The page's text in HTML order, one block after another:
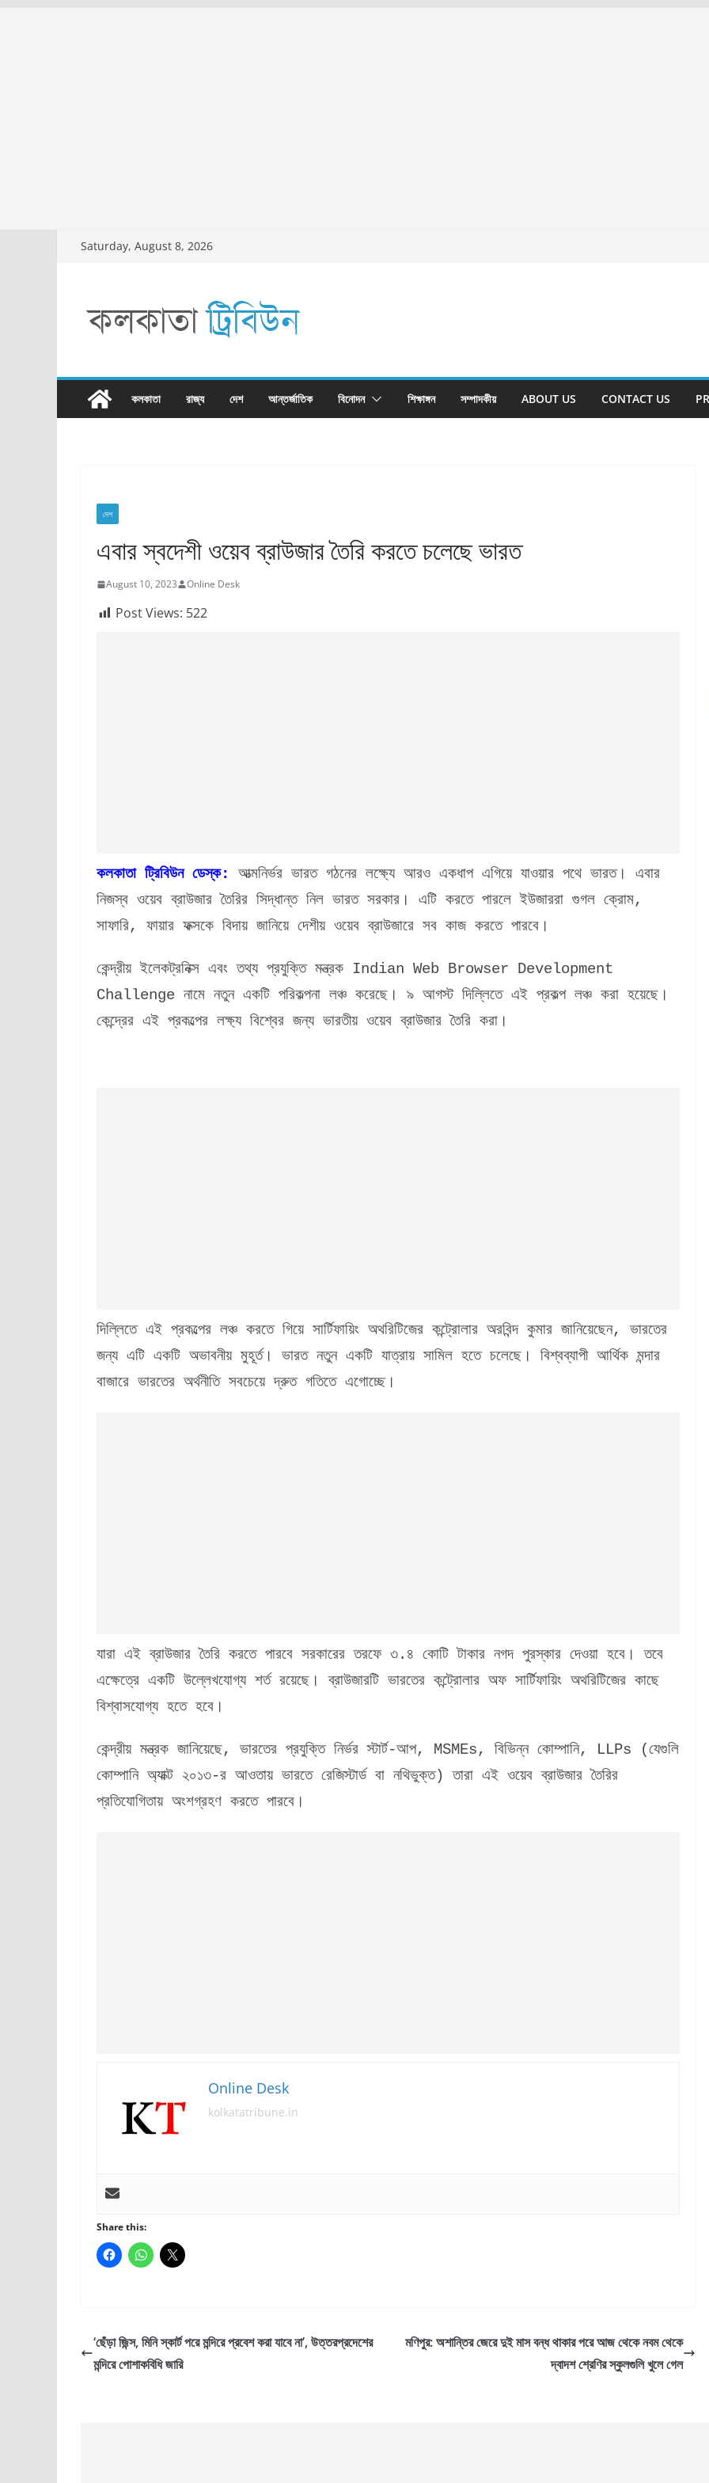
Saturday, August 8, 2026
কলকাতা রাজ্য​ দেশ আন্তর্জাতিক বিনোদন শিক্ষাঙ্গন সম্পাদকীয় ABOUT US CONTACT US
দেশ
এবার স্বদেশী ওয়েব ব্রাউজার তৈরি করতে চলেছে ভারত
August 10, 2023 Online Desk
Post Views: 522
কলকাতা ট্রিবিউন ডেস্ক:
আত্মনির্ভর ভারত গঠনের লক্ষ্যে আরও একধাপ এগিয়ে যাওয়ার পথে ভারত। এবার
নিজস্ব ওয়েব ব্রাউজার তৈরির সিদ্ধান্ত নিল ভারত সরকার। এটি করতে পারলে ইউজাররা গুগল ক্রোম,
সাফারি, ফায়ার ফক্সকে বিদায় জানিয়ে দেশীয় ওয়েব ব্রাউজারে সব কাজ করতে পারবে।
কেন্দ্রীয় ইলেকট্রনিক্স এবং তথ্য প্রযুক্তি মন্ত্রক Indian Web Browser Development
Challenge নামে নতুন একটি পরিকল্পনা লঞ্চ করেছে। ৯ আগস্ট দিল্লিতে এই প্রকল্প লঞ্চ করা হয়েছে।
কেন্দ্রের এই প্রকল্পের লক্ষ্য বিশ্বের জন্য ভারতীয় ওয়েব ব্রাউজার তৈরি করা।
দিল্লিতে এই প্রকল্পের লঞ্চ করতে গিয়ে সার্টিফায়িং অথরিটিজের কন্ট্রোলার অরবিন্দ কুমার জানিয়েছেন, ভারতের
জন্য এটি একটি অভাবনীয় মুহূর্ত। ভারত নতুন একটি যাত্রায় সামিল হতে চলেছে। বিশ্বব্যাপী আর্থিক মন্দার
বাজারে ভারতের অর্থনীতি সবচেয়ে দ্রুত গতিতে এগোচ্ছে।
যারা এই ব্রাউজার তৈরি করতে পারবে সরকারের তরফে ৩.৪ কোটি টাকার নগদ পুরস্কার দেওয়া হবে। তবে
এক্ষেত্রে একটি উল্লেখযোগ্য শর্ত রয়েছে। ব্রাউজারটি ভারতের কন্ট্রোলার অফ সার্টিফায়িং অথরিটিজের কাছে
বিশ্বাসযোগ্য হতে হবে।
কেন্দ্রীয় মন্ত্রক জানিয়েছে, ভারতের প্রযুক্তি নির্ভর স্টার্ট-আপ, MSMEs, বিভিন্ন কোম্পানি, LLPs (যেগুলি
কোম্পানি অ্যাক্ট ২০১৩-র আওতায় ভারতে রেজিস্টার্ড বা নথিভুক্ত) তারা এই ওয়েব ব্রাউজার তৈরির
প্রতিযোগিতায় অংশগ্রহণ করতে পারবে।
Online Desk
kolkatatribune.in
Share this:
‘ছেঁড়া জিন্স, মিনি স্কার্ট পরে মন্দিরে প্রবেশ করা যাবে না’, উত্তরপ্রদেশের
মন্দিরে পোশাকবিধি জারি
মণিপুর: অশান্তির জেরে দুই মাস বন্ধ থাকার পরে আজ থেকে নবম থেকে
দ্বাদশ শ্রেণির স্কুলগুলি খুলে গেল